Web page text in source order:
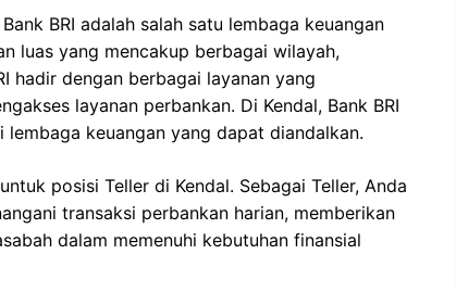
Bank BRI adalah salah satu lembaga keuangan
luas yang mencakup berbagai wilayah,
hadir dengan berbagai layanan yang
layanan perbankan. Di Kendal, Bank BRI
keuangan yang dapat diandalkan.
posisi Teller di Kendal. Sebagai Teller, Anda
transaksi perbankan harian, memberikan
dalam memenuhi kebutuhan finansial